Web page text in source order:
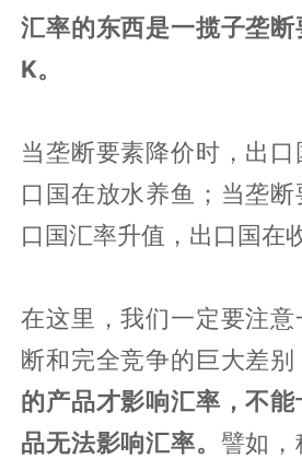
汇率的东西是一揽子垄
K。
当垄断要素降价时，出
口国在放水养鱼；当垄
口国汇率升值，出口国在
在这里，我们一定要注
断和完全竞争的巨大差别
的产品才影响汇率，不
品无法影响汇率。 譬如